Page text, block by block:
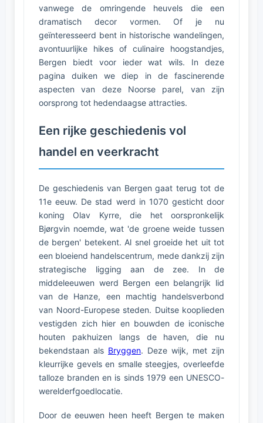
vanwege de omringende heuvels die een
dramatisch decor vormen. Of je nu
geïnteresseerd bent in historische wandelingen,
avontuurlijke hikes of culinaire hoogstandjes,
Bergen biedt voor ieder wat wils. In deze
pagina duiken we diep in de fascinerende
aspecten van deze Noorse parel, van zijn
oorsprong tot hedendaagse attracties.
Een rijke geschiedenis vol
handel en veerkracht
De geschiedenis van Bergen gaat terug tot de
11e eeuw. De stad werd in 1070 gesticht door
koning Olav Kyrre, die het oorspronkelijk
Bjørgvin noemde, wat 'de groene weide tussen
de bergen' betekent. Al snel groeide het uit tot
een bloeiend handelscentrum, mede dankzij zijn
strategische ligging aan de zee. In de
middeleeuwen werd Bergen een belangrijk lid
van de Hanze, een machtig handelsverbond
van Noord-Europese steden. Duitse kooplieden
vestigden zich hier en bouwden de iconische
houten pakhuizen langs de haven, die nu
bekendstaan als Bryggen. Deze wijk, met zijn
kleurrijke gevels en smalle steegjes, overleefde
talloze branden en is sinds 1979 een UNESCO-
werelderfgoedlocatie.
Door de eeuwen heen heeft Bergen te maken